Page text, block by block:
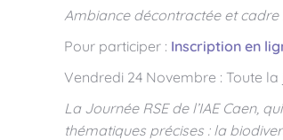
Ambiance décontractée et
Pour participer : Inscription en
Vendredi 24 Novembre : Toute la
La Journée RSE de l’IAE Caen,
thématiques précises : la